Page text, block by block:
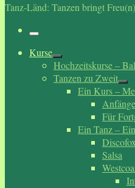
Tanz-Länd: Tanzen bringt
Menü
Kurse
Hochzeitskurse –
Tanzen zu Zweit
Ein Kurs –
Für
Ein Tanz –
Discofox
Salsa